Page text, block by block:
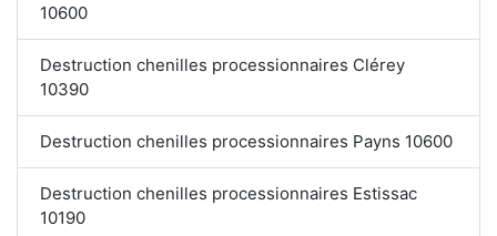
10600
Destruction chenilles processionnaires Clérey
10390
Destruction chenilles processionnaires Payns 10600
Destruction chenilles processionnaires Estissac
10190